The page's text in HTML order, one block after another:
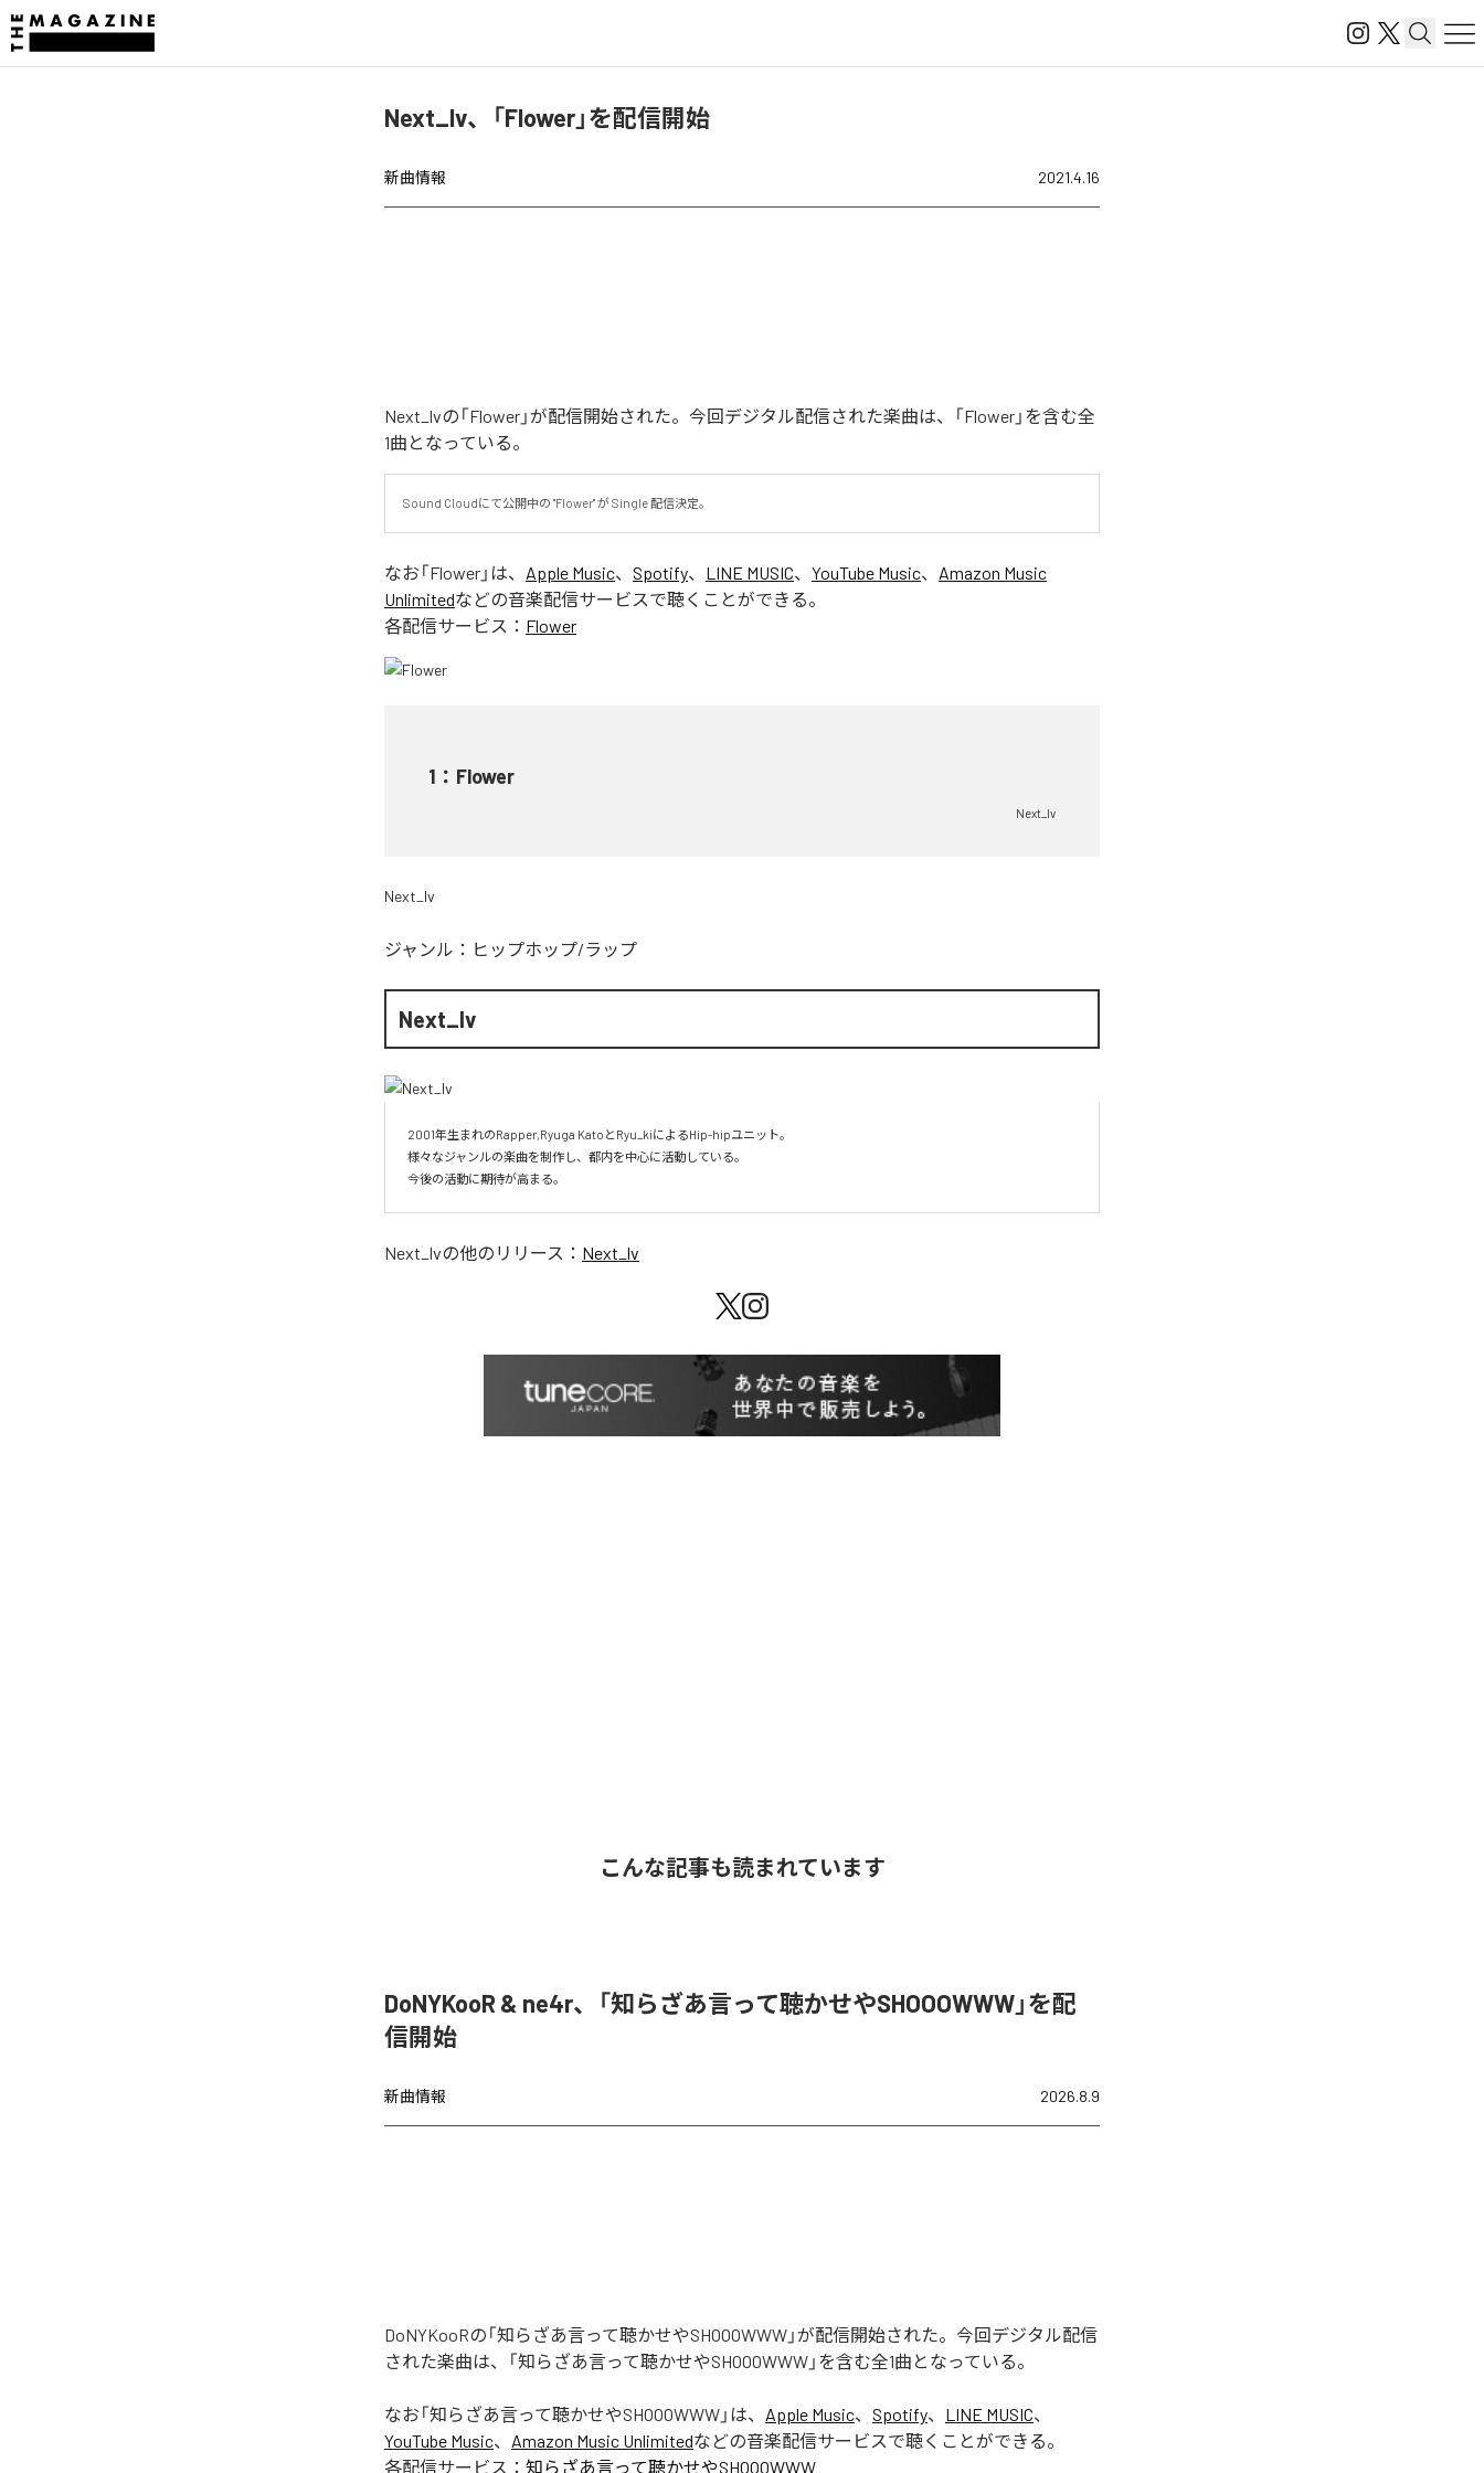
Next_lv、「Flower」を配信開始
新曲情報 2021.4.16
Next_lvの「Flower」が配信開始された。今回デジタル配信された楽曲は、「Flower」を含む全
1曲となっている。
Sound Cloudにて公開中の "Flower" が Single 配信決定。
なお「Flower 」は、 Apple Music、 Spotify、 LINE MUSIC、 YouTube Music、 Amazon Music
Unlimitedなどの音楽配信サービスで聴くことができる。
各配信サービス： Flower
1 ： Flower
Next_lv
Next_lv
ジャンル： ヒップホップ/ラップ
Next_lv
2001年生まれのRapper,Ryuga KatoとRyu_kiによるHip-hipユニット。
様々なジャンルの楽曲を制作し、都内を中心に活動している。
今後の活動に期待が高まる。
Next_lvの他のリリース： Next_lv
こんな記事も読まれています
DoNYKooR & ne4r、「知らざあ言って聴かせやSHOOOWWW」を配
信開始
新曲情報 2026.8.9
DoNYKooRの「知らざあ言って聴かせやSHOOOWWW」が配信開始された。今回デジタル配信
された楽曲は、「知らざあ言って聴かせやSHOOOWWW」を含む全1曲となっている。
なお「知らざあ言って聴かせやSHOOOWWW 」は、 Apple Music、 Spotify、 LINE MUSIC、
YouTube Music、 Amazon Music Unlimitedなどの音楽配信サービスで聴くことができる。
各配信サービス： 知らざあ言って聴かせやSHOOOWWW